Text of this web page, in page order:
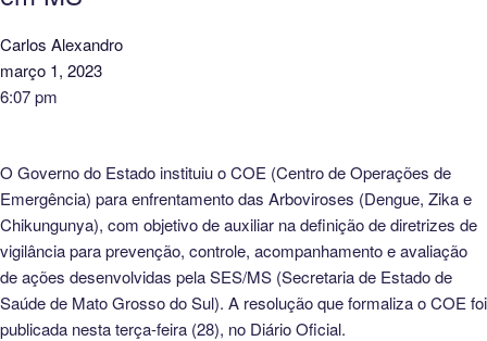
Carlos Alexandro
março 1, 2023
6:07 pm
O Governo do Estado instituiu o COE (Centro de Operações de
Emergência) para enfrentamento das Arboviroses (Dengue, Zika e
Chikungunya), com objetivo de auxiliar na definição de diretrizes de
vigilância para prevenção, controle, acompanhamento e avaliação
de ações desenvolvidas pela SES/MS (Secretaria de Estado de
Saúde de Mato Grosso do Sul). A resolução que formaliza o COE foi
publicada nesta terça-feira (28), no Diário Oficial.